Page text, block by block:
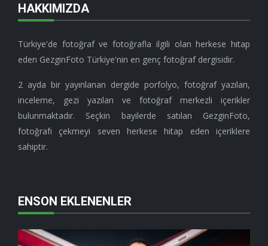
HAKKIMIZDA
Türkiye'de fotoğraf ve fotoğrafla ilgili olan herkese hitap
eden GezginFoto Türkiye'nin en genç fotoğraf dergisidir.
2 ayda bir yayınlanan dergide porfolyo, fotoğraf yazıları,
inceleme, gezi yazıları ve fotoğraf merkezli içerikler
bulunmaktadır. Seçkin bayilerde satılan GezginFoto,
fotoğrafı çekmeyi seven herkese hitap eden içeriklere
sahiptir.
ENSON EKLENENLER